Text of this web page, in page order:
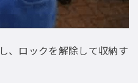
、ロックを解除して収納す